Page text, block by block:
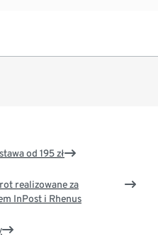
od 195 zł
realizowane za
InPost i Rhenus